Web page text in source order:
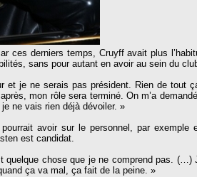
derniers temps, Cruyff avait plus
sans pour autant en avoir au sein du
je ne serais pas président. Rien de tout
mon rôle sera terminé. On m’a
ne vais rien déjà dévoiler. »
avoir sur le personnel, par
est candidat.
quelque chose que je ne comprend pas.
ça va mal, ça fait de la peine. »